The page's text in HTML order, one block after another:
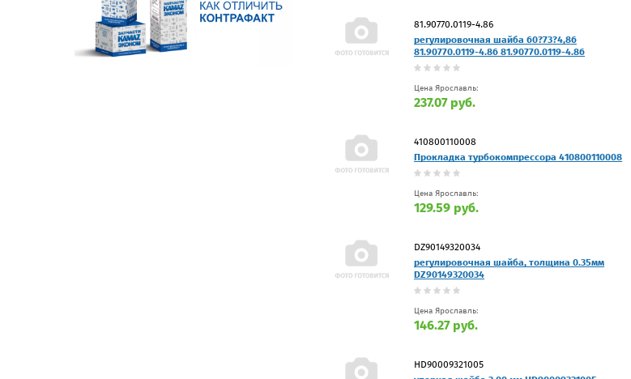
81.90770.0119-4.86
регулировочная шайба 60?73?4,86
81.90770.0119-4.86 81.90770.0119-4.86
Цена Ярославль:
237.07 руб.
410800110008
Прокладка турбокомпрессора 410800110008
Цена Ярославль:
129.59 руб.
DZ90149320034
регулировочная шайба, толщина 0.35мм
DZ90149320034
Цена Ярославль:
146.27 руб.
HD90009321005